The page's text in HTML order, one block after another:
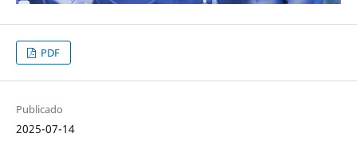
PDF
Publicado
2025-07-14